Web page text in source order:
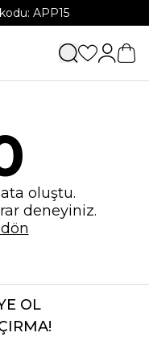
APP15
oluştu.
deneyiniz.
OL